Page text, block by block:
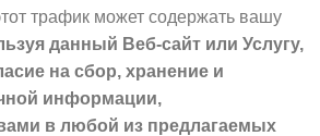
трафик может содержать вашу
данный Веб-сайт или Услугу,
на сбор, хранение и
информации,
в любой из предлагаемых